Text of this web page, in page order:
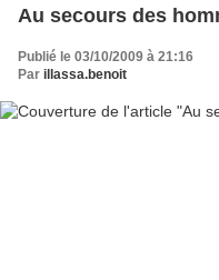
Au secours des
Publié le 03/10/2009 à 21:16
Par illassa.benoit